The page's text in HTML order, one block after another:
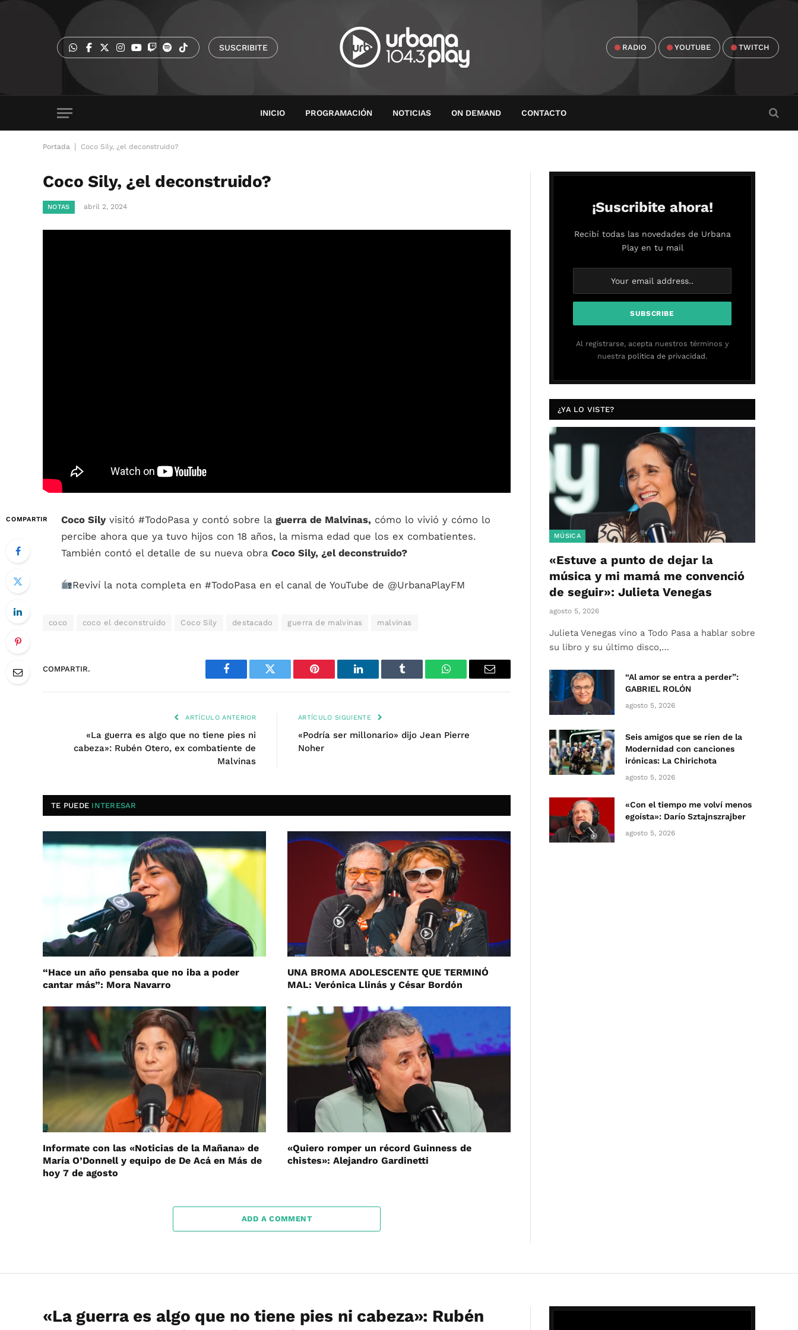
SUSCRIBITE RADIO YOUTUBE TWITCH
INICIO PROGRAMACIÓN NOTICIAS ON DEMAND CONTACTO
Portada Coco Sily, ¿el deconstruido?
Coco Sily, ¿el deconstruido?
NOTAS abril 2, 2024
COMPARTIR Coco Sily visitó #TodoPasa y contó sobre la guerra de Malvinas, cómo lo vivió y cómo lo
percibe ahora que ya tuvo hijos con 18 años, la misma edad que los ex combatientes.
También contó el detalle de su nueva obra Coco Sily, ¿el deconstruido?
Reviví la nota completa en #TodoPasa en el canal de YouTube de @UrbanaPlayFM
coco coco el deconstruido Coco Sily destacado guerra de malvinas malvinas
COMPARTIR.
Facebook Twitter Pinterest LinkedIn Tumblr WhatsAppEmail
ARTÍCULO ANTERIOR
«La guerra es algo que no tiene pies ni
cabeza»: Rubén Otero, ex combatiente de
Malvinas
ARTÍCULO SIGUIENTE
«Podría ser millonario» dijo Jean Pierre
Noher
TE PUEDE INTERESAR
“Hace un año pensaba que no iba a poder
cantar más”: Mora Navarro
UNA BROMA ADOLESCENTE QUE TERMINÓ
MAL: Verónica Llinás y César Bordón
Informate con las «Noticias de la Mañana» de
María O’Donnell y equipo de De Acá en Más de
hoy 7 de agosto
«Quiero romper un récord Guinness de
chistes»: Alejandro Gardinetti
ADD A COMMENT
¡Suscribite ahora!
Recibí todas las novedades de Urbana
Play en tu mail
Al registrarse, acepta nuestros términos y
nuestra política de privacidad.
¿YA LO VISTE?
MÚSICA
«Estuve a punto de dejar la
música y mi mamá me convenció
de seguir»: Julieta Venegas
agosto 5, 2026
Julieta Venegas vino a Todo Pasa a hablar sobre
su libro y su último disco,…
“Al amor se entra a perder”:
GABRIEL ROLÓN
agosto 5, 2026
Seis amigos que se ríen de la
Modernidad con canciones
irónicas: La Chirichota
agosto 5, 2026
«Con el tiempo me volví menos
egoísta»: Darío Sztajnszrajber
agosto 5, 2026
«La guerra es algo que no tiene pies ni cabeza»: Rubén